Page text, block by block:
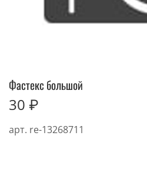
арт. re-13268711
Фастекс большой
30 ₽